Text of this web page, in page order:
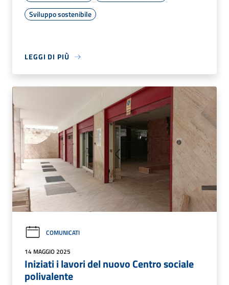
Sviluppo sostenibile
LEGGI DI PIÙ
COMUNICATI
14 MAGGIO 2025
Iniziati i lavori del nuovo Centro sociale
polivalente